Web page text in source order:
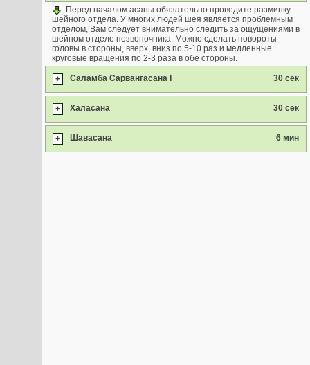
Перед началом асаны обязательно проведите разминку
шейного отдела. У многих людей шея является проблемным
отделом, Вам следует внимательно следить за ощущениями в
шейном отделе позвоночника. Можно сделать повороты
головы в стороны, вверх, вниз по 5-10 раз и медленные
круговые вращения по 2-3 раза в обе стороны.
+ Саламба Сарвангасана I 30 сек
+ Халасана 30 сек
+ Шавасана 6 мин